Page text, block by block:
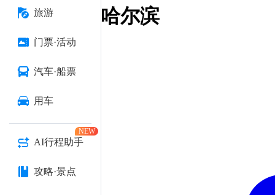
旅游
门票·活动
汽车·船票
用车
AI行程助手
NEW
攻略·景点
哈尔滨